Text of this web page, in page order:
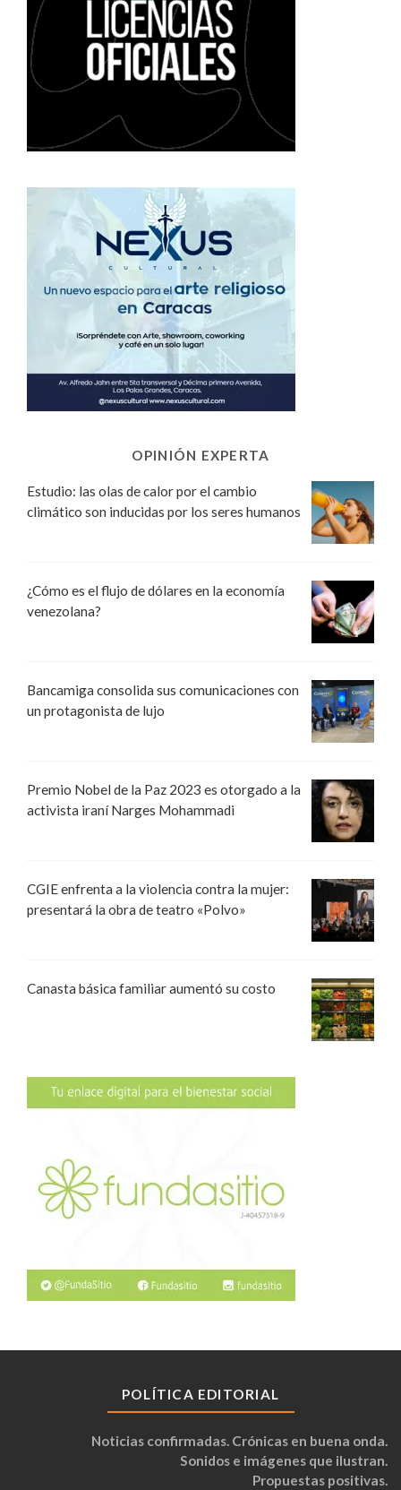
OPINIÓN EXPERTA
Estudio: las olas de calor por el cambio
climático son inducidas por los seres humanos
¿Cómo es el flujo de dólares en la economía
venezolana?
Bancamiga consolida sus comunicaciones con
un protagonista de lujo
Premio Nobel de la Paz 2023 es otorgado a la
activista iraní Narges Mohammadi
CGIE enfrenta a la violencia contra la mujer:
presentará la obra de teatro «Polvo»
Canasta básica familiar aumentó su costo
POLÍTICA EDITORIAL
Noticias confirmadas. Crónicas en buena onda.
Sonidos e imágenes que ilustran.
Propuestas positivas.